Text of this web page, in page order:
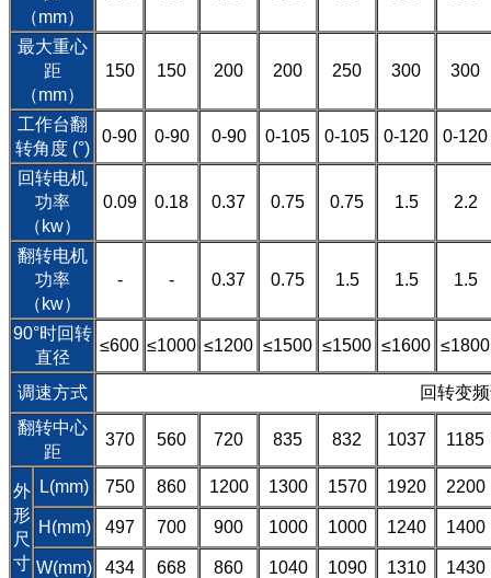
（mm）
最大重心
距
（mm）
150 150 200 200 250 300 300
工作台翻
转角度 (°)
0-90 0-90 0-90 0-105 0-105 0-120 0-120
回转电机
功率
（kw）
0.09 0.18 0.37 0.75 0.75 1.5 2.2
翻转电机
功率
（kw）
- - 0.37 0.75 1.5 1.5 1.5
90°时回转
直径
≤600 ≤1000 ≤1200 ≤1500 ≤1500 ≤1600 ≤1800
调速方式
回转变
翻转中心
距
370 560 720 835 832 1037 1185
外
形
尺
寸
L(mm) 750 860 1200 1300 1570 1920 2200
H(mm) 497 700 900 1000 1000 1240 1400
W(mm) 434 668 860 1040 1090 1310 1430